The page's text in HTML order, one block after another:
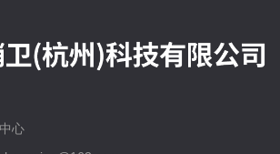
心